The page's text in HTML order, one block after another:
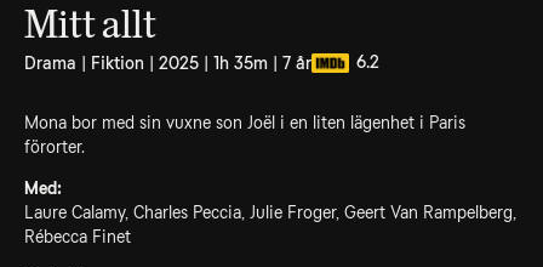
Mitt allt
Drama | Fiktion | 2025 | 1h 35m | 7 år 6.2
Mona bor med sin vuxne son Joël i en liten lägenhet i Paris
förorter.
Med:
Laure Calamy, Charles Peccia, Julie Froger, Geert Van Rampelberg,
Rébecca Finet